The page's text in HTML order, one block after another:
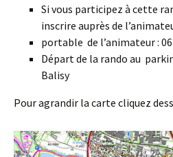
Si vous participez à cette
inscrire auprès de
portable de l’animateur : 06
Départ de la rando au
Balisy
Pour agrandir la carte cliquez